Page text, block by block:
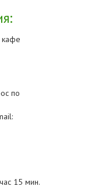
кафе
по
15 мин.